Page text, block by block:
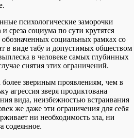
психологические заморочки
среза социума по сути крутятся
социальных рамках со
в виде табу и допустимых обществом
в человеке самых глубинных
снятия этих ограничений.
звериным проявлениям, чем в
агрессия зверя продиктована
вида, неизбежностью встраивания
же даже эти ограничения для себя
ни необходимость зла, ни
содеянное.